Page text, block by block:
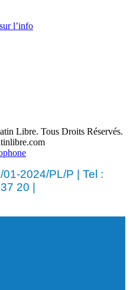
l’info
Libre. Tous Droits Réservés.
2024/PL/P | Tel :
20 |